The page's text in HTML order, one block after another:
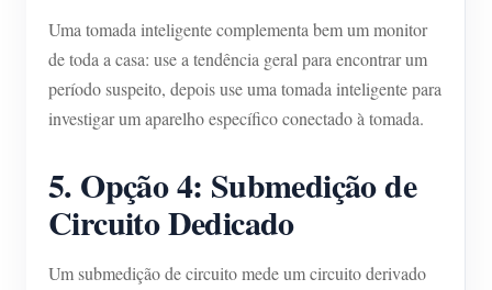
Uma tomada inteligente complementa bem um monitor
de toda a casa: use a tendência geral para encontrar um
período suspeito, depois use uma tomada inteligente para
investigar um aparelho específico conectado à tomada.
5. Opção 4: Submedição de
Circuito Dedicado
Um submedição de circuito mede um circuito derivado